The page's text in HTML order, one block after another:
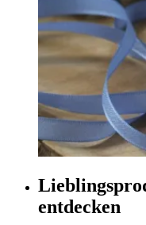
entdecken